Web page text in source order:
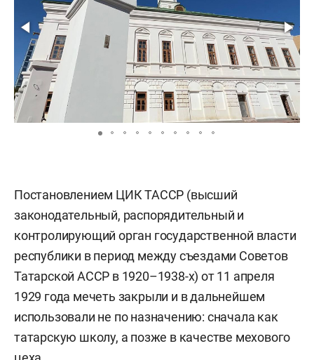
Постановлением ЦИК ТАССР (высший
законодательный, распорядительный и
контролирующий орган государственной власти
республики в период между съездами Советов
Татарской АССР в 1920–1938-х) от 11 апреля
1929 года мечеть закрыли и в дальнейшем
использовали не по назначению: сначала как
татарскую школу, а позже в качестве мехового